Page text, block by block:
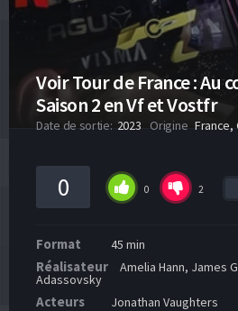
Voir Tour de France : Au
Saison 2 en Vf et Vostfr
Date de sortie: 2023 Origine France,
0 0 2
Format 45 min
Réalisateur Amelia Hann, James
Adassovsky
Acteurs Jonathan Vaughters